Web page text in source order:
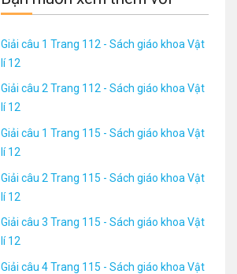
Giải câu 1 Trang 112 - Sách giáo khoa Vật
lí 12
Giải câu 2 Trang 112 - Sách giáo khoa Vật
lí 12
Giải câu 1 Trang 115 - Sách giáo khoa Vật
lí 12
Giải câu 2 Trang 115 - Sách giáo khoa Vật
lí 12
Giải câu 3 Trang 115 - Sách giáo khoa Vật
lí 12
Giải câu 4 Trang 115 - Sách giáo khoa Vật